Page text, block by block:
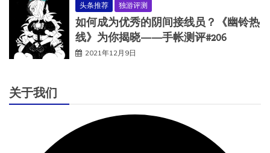
头条推荐 独游评测
如何成为优秀的阴间接线员？《幽铃热
线》为你揭晓——手帐测评#206
2021年12月9日
关于我们